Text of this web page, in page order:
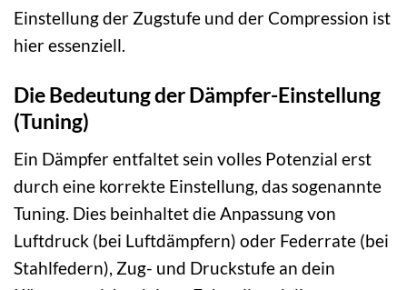
Einstellung der Zugstufe und der Compression ist
hier essenziell.
Die Bedeutung der Dämpfer-Einstellung
(Tuning)
Ein Dämpfer entfaltet sein volles Potenzial erst
durch eine korrekte Einstellung, das sogenannte
Tuning. Dies beinhaltet die Anpassung von
Luftdruck (bei Luftdämpfern) oder Federrate (bei
Stahlfedern), Zug- und Druckstufe an dein